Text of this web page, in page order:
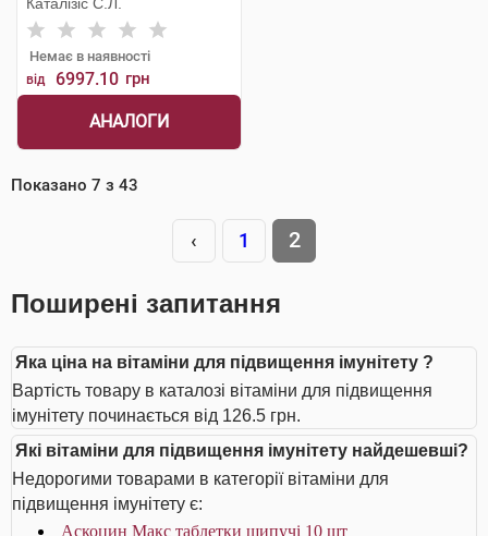
Немає в наявності
від 6997.10 грн
АНАЛОГИ
Показано 7 з 43
‹ 1 2
Поширені запитання
Яка ціна на вітаміни для підвищення імунітету ?
Вартість товару в каталозі вітаміни для підвищення
імунітету починається від 126.5 грн.
Які вітаміни для підвищення імунітету найдешевші?
Недорогими товарами в категорії вітаміни для
підвищення імунітету є:
Аскоцин Макс таблетки шипучі 10 шт